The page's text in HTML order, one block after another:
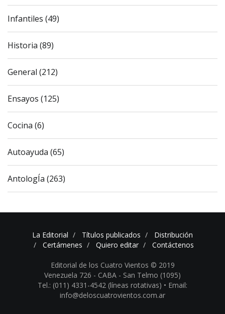
Infantiles (49)
Historia (89)
General (212)
Ensayos (125)
Cocina (6)
Autoayuda (65)
AntologÍa (263)
La Editorial Títulos publicados
Distribución
Certámenes
Quiero editar Contáctenos
Editorial de los Cuatro Vientos © 2019
Venezuela 726 - CABA - San Telmo (1095)
Tel.: (011) 4331-4542 (líneas rotativas) • Email:
info@deloscuatrovientos.com.ar